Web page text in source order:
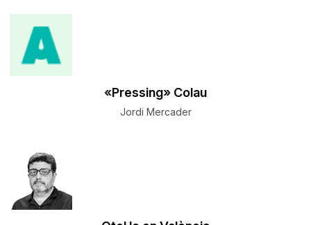
«Pressing» Colau
Jordi Mercader